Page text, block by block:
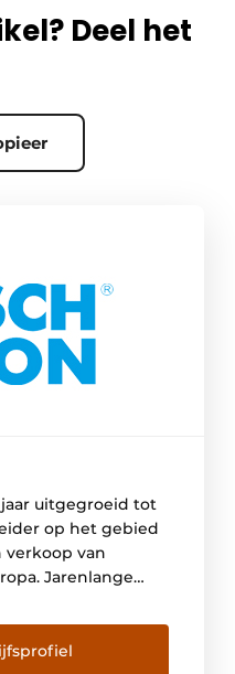
Deel het
uitgegroeid tot
op het gebied
verkoop van
Jarenlange
levering uit
hebben tot dit